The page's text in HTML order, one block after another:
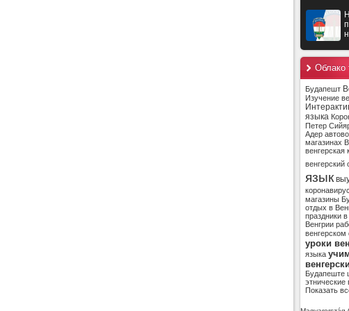
Облако
Будапешт
Изучение
языка
Петер
Адер
магазинах
венгерская
венгерский
язык
коронавирус
магазины
отдых в
праздники
Венгрии
венгерском
уроки
языка
Будапеште
этнические
Показать